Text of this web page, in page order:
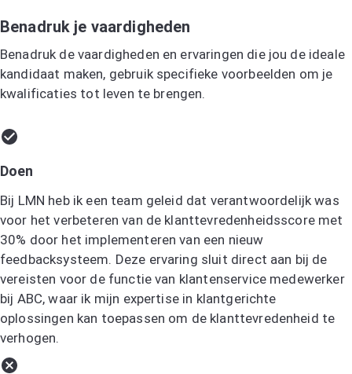
Benadruk je vaardigheden
Benadruk de vaardigheden en ervaringen die jou de ideale
kandidaat maken, gebruik specifieke voorbeelden om je
kwalificaties tot leven te brengen.
Doen
Bij LMN heb ik een team geleid dat verantwoordelijk was
voor het verbeteren van de klanttevredenheidsscore met
30% door het implementeren van een nieuw
feedbacksysteem. Deze ervaring sluit direct aan bij de
vereisten voor de functie van klantenservice medewerker
bij ABC, waar ik mijn expertise in klantgerichte
oplossingen kan toepassen om de klanttevredenheid te
verhogen.